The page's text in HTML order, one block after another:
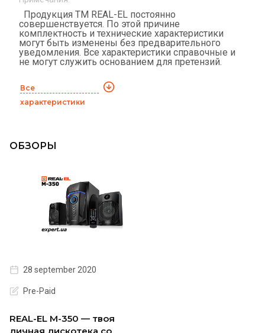
Продукция ТМ REAL-EL постоянно
совершенствуется. По этой причине
комплектность и технические характеристики
могут быть изменены без предварительного
уведомления. Все характеристики справочные и
не могут служить основанием для претензий.
Все
характеристики
ОБЗОРЫ
28 september 2020
Pre-Paid
REAL-EL М-350 — твоя